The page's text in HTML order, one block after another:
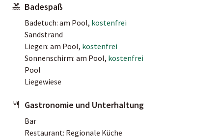
Badespaß
Badetuch: am Pool, kostenfrei
Sandstrand
Liegen: am Pool, kostenfrei
Sonnenschirm: am Pool, kostenfrei
Pool
Liegewiese
Gastronomie und Unterhaltung
Bar
Restaurant: Regionale Küche